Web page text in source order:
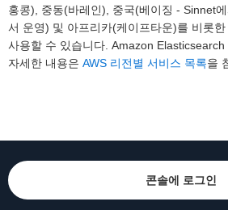
홍콩), 중동(바레인), 중국(베이징 - Sinnet
서 운영) 및 아프리카(케이프타운)를 비롯
사용할 수 있습니다. Amazon
자세한 내용은 AWS 리전별 서비스 목록을
콘솔에 로그인